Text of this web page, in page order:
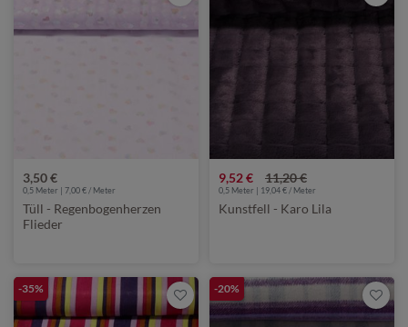
3,50 €
0,5 Meter | 7,00 € / Meter
Tüll - Regenbogenherzen
Flieder
9,52 € 11,20 €
0,5 Meter | 19,04 € / Meter
Kunstfell - Karo Lila
-35% -20%